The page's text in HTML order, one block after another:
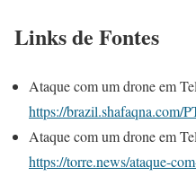
Links de Fontes
Ataque com um drone em
https://brazil.shafaqna.com/
Ataque com um drone em
https://torre.news/ataque-